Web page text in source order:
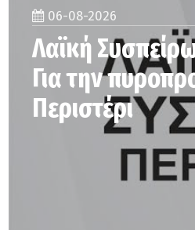
06-08-2026
Λαϊκή
Για την
Περιστέρι